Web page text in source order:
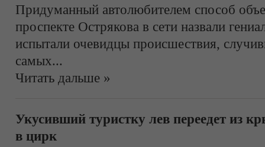
Придуманный автолюбителем способ
проспекте Острякова в сети назвали
испытали очевидцы происшествия,
самых...
Читать дальше »
Укусивший туристку лев переедет из
в цирк